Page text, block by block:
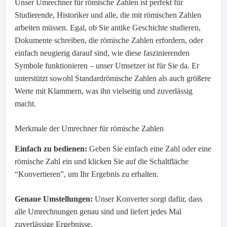
Unser Umrechner für römische Zahlen ist perfekt für
Studierende, Historiker und alle, die mit römischen Zahlen
arbeiten müssen. Egal, ob Sie antike Geschichte studieren,
Dokumente schreiben, die römische Zahlen erfordern, oder
einfach neugierig darauf sind, wie diese faszinierenden
Symbole funktionieren – unser Umsetzer ist für Sie da. Er
unterstützt sowohl Standardrömische Zahlen als auch größere
Werte mit Klammern, was ihn vielseitig und zuverlässig
macht.
Merkmale der Umrechner für römische Zahlen
Einfach zu bedienen: Geben Sie einfach eine Zahl oder eine
römische Zahl ein und klicken Sie auf die Schaltfläche
“Konvertieren”, um Ihr Ergebnis zu erhalten.
Genaue Umstellungen: Unser Konverter sorgt dafür, dass
alle Umrechnungen genau sind und liefert jedes Mal
zuverlässige Ergebnisse.